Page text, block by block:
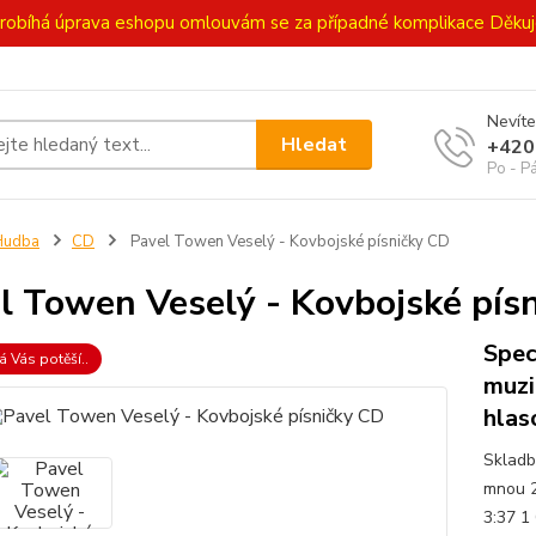
úprava eshopu omlouvám se za případné komplikace
Hledat
Po -
CD Pavel Towen Veselý - Kovbojské písničky CD
Towen Veselý - Kovbojské
Vás potěší..
mnou
3:37 1